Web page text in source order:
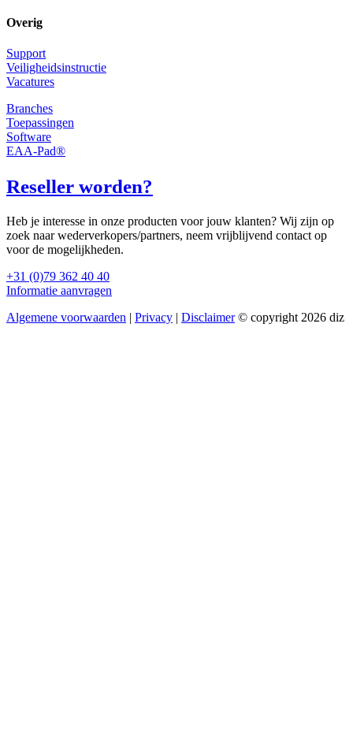
Overig
Support
Veiligheidsinstructie
Vacatures
Branches
Toepassingen
Software
EAA-Pad®
Reseller worden?
Heb je interesse in onze producten voor jouw klanten? Wij zijn op
zoek naar wederverkopers/partners, neem vrijblijvend contact op
voor de mogelijkheden.
+31 (0)79 362 40 40
Informatie aanvragen
Algemene voorwaarden | Privacy | Disclaimer© copyright 2026 diz